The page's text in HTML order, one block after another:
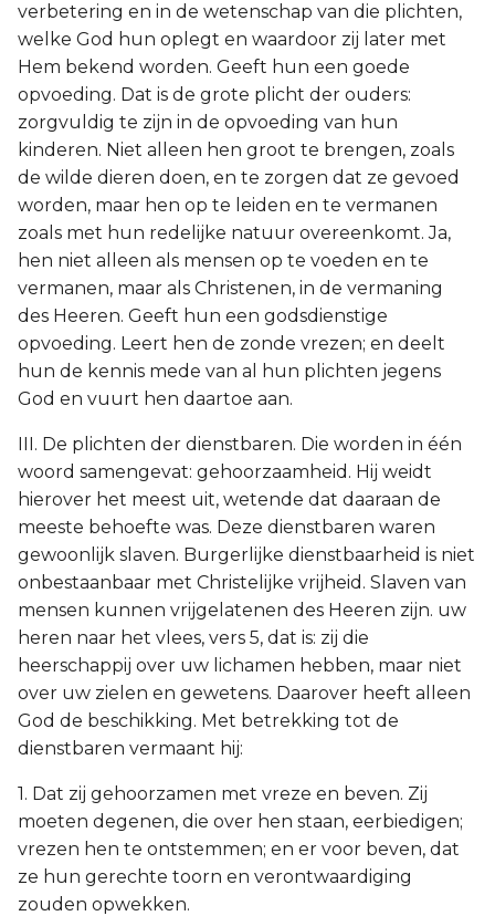
verbetering en in de wetenschap van die plichten,
welke God hun oplegt en waardoor zij later met
Hem bekend worden. Geeft hun een goede
opvoeding. Dat is de grote plicht der ouders:
zorgvuldig te zijn in de opvoeding van hun
kinderen. Niet alleen hen groot te brengen, zoals
de wilde dieren doen, en te zorgen dat ze gevoed
worden, maar hen op te leiden en te vermanen
zoals met hun redelijke natuur overeenkomt. Ja,
hen niet alleen als mensen op te voeden en te
vermanen, maar als Christenen, in de vermaning
des Heeren. Geeft hun een godsdienstige
opvoeding. Leert hen de zonde vrezen; en deelt
hun de kennis mede van al hun plichten jegens
God en vuurt hen daartoe aan.
III. De plichten der dienstbaren. Die worden in één
woord samengevat: gehoorzaamheid. Hij weidt
hierover het meest uit, wetende dat daaraan de
meeste behoefte was. Deze dienstbaren waren
gewoonlijk slaven. Burgerlijke dienstbaarheid is niet
onbestaanbaar met Christelijke vrijheid. Slaven van
mensen kunnen vrijgelatenen des Heeren zijn. uw
heren naar het vlees, vers 5, dat is: zij die
heerschappij over uw lichamen hebben, maar niet
over uw zielen en gewetens. Daarover heeft alleen
God de beschikking. Met betrekking tot de
dienstbaren vermaant hij:
1. Dat zij gehoorzamen met vreze en beven. Zij
moeten degenen, die over hen staan, eerbiedigen;
vrezen hen te ontstemmen; en er voor beven, dat
ze hun gerechte toorn en verontwaardiging
zouden opwekken.